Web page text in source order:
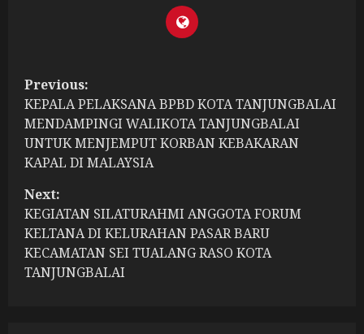
P
o
s
t
n
a
v
Previous:
KEPALA PELAKSANA BPBD KOTA TANJUNGBALAI
MENDAMPINGI WALIKOTA TANJUNGBALAI
UNTUK MENJEMPUT KORBAN KEBAKARAN
KAPAL DI MALAYSIA
Next:
KEGIATAN SILATURAHMI ANGGOTA FORUM
KELTANA DI KELURAHAN PASAR BARU
KECAMATAN SEI TUALANG RASO KOTA
TANJUNGBALAI